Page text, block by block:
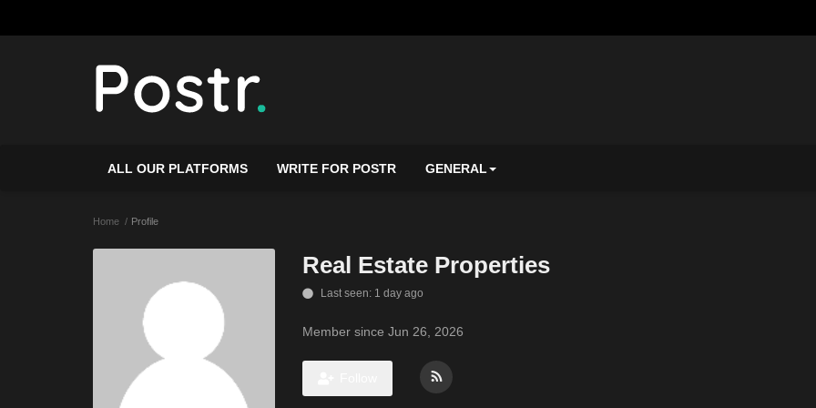
ALL OUR PLATFORMS WRITE FOR POSTR GENERAL
Home Profile
Real Estate Properties
Last seen: 1 day ago
Member since Jun 26, 2026